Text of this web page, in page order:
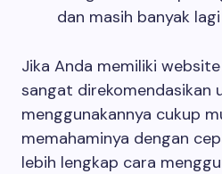
dan masih banyak lagi
Jika Anda memiliki
sangat direkomendasikan
menggunakannya cukup
memahaminya dengan
lebih lengkap cara